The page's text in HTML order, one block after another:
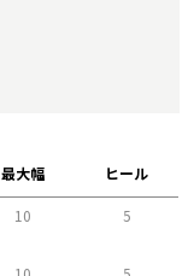
最大幅 ヒール
10 5